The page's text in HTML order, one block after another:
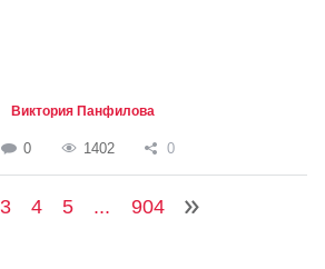
Виктория Панфилова
0 1402 0
3 4 5 ... 904